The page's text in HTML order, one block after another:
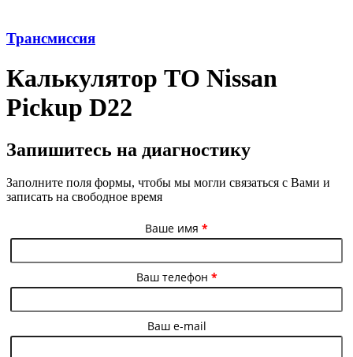
Трансмиссия
Калькулятор ТО Nissan
Pickup D22
Запишитесь на диагностику
Заполните поля формы, чтобы мы могли связаться с Вами и
записать на свободное время
Ваше имя *
Ваш телефон *
Ваш e-mail